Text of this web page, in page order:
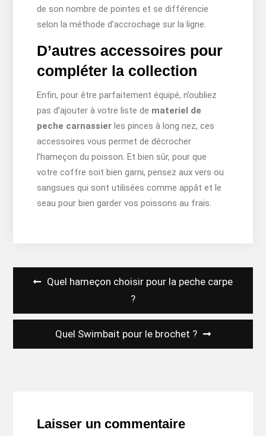
de son nombre de pointes et se différencie
selon la méthode d’accrochage sur la ligne.
D’autres accessoires pour
compléter la collection
Enfin, pour être parfaitement équipé, n’oubliez
pas d’ajouter à votre liste de materiel de
peche carnassier les pinces à long nez, ces
accessoires vous permet de décrocher
l’hameçon du poisson. Et bien sûr, pour que
votre coffre soit bien garni, pensez aux vers ou
sangsues qui sont utilisées comme appât et le
seau pour bien garder vos poissons au frais.
Navigation
l’article
Quel hameçon choisir pour la peche carpe
?
Quel Swimbait pour le brochet ?
Laisser un commentaire